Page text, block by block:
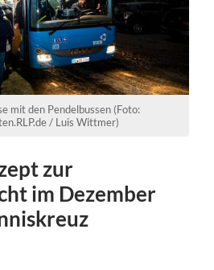
mit den Pendelbussen (Foto:
/ Luis Wittmer)
zur
im Dezember